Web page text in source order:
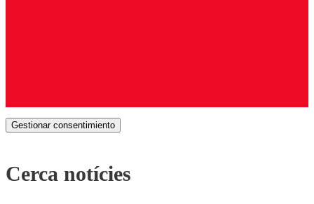
Gestionar consentimiento
Cerca notícies